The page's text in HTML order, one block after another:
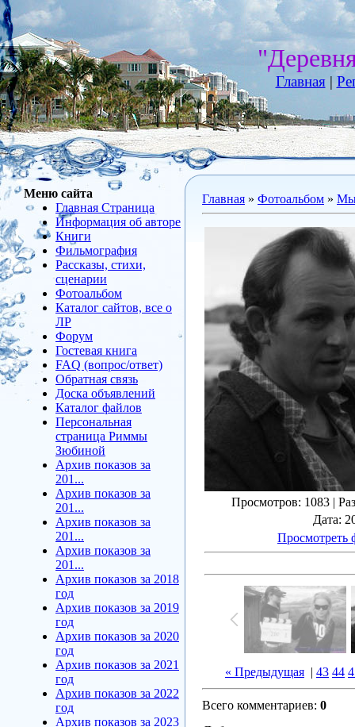
Главная|
Меню сайта
Главная Страница
Информация об авторе
Книги
Фильмография
Рассказы, стихи,
сценарии
Фотоальбом
Каталог сайтов, все о
ЛР
Форум
Гостевая книга
FAQ (вопрос/ответ)
Обратная связь
Доска объявлений
Каталог файлов
Персональная
страница Риммы
Зюбиной
Архив показов за
201...
Архив показов за
201...
Архив показов за
201...
Архив показов за
201...
Архив показов за 2018
год
Архив показов за 2019
год
Архив показов за 2020
год
Архив показов за 2021
год
Архив показов за 2022
год
Архив показов за 2023
Главная » Фотоальбом » Мы
Просмотров: 1083 |
Дата:
Просмотреть
« Предыдущая | 43 44
Всего комментариев: 0